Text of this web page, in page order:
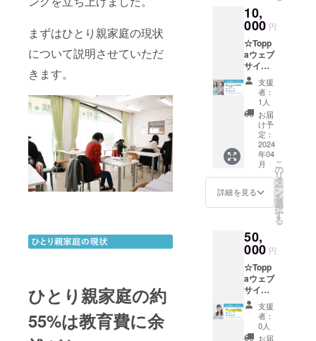
まずはひとり親家庭の現状
について説明させていただ
きます。
ひとり親家庭の約
55%は教育費に余
望する
お名前
を【備
考欄】
にご入
力くだ
さい。
※ハンド
ルネー
ムやペ
ンネー
ム、イ
ニシャ
ルや企
業名も
可能で
す。 ※
が、本
名以外
を使用
される
場合は
実際の
人物や
キャラ
クター
と同じ
10,
000 円
☆Topp
aウェブ
サイト
に支援
者とし
てお名
前を掲
載（1年
間） ★
お礼
メール
★活動
報告書
（メー
ル添
付） ①
希望す
るお名
前と ②
リンク
させた
いペー
ジアド
レスを
【備考
欄】に
支援
者：
1人
お届
け予
定：
2024
年04
月
詳細を見る
こ
の
リ
タ
ー
ン
を
選
択
す
る
50,
000 円
☆Topp
aウェブ
サイト
に支援
者とし
てお名
前を掲
支援
者：
0人
お届